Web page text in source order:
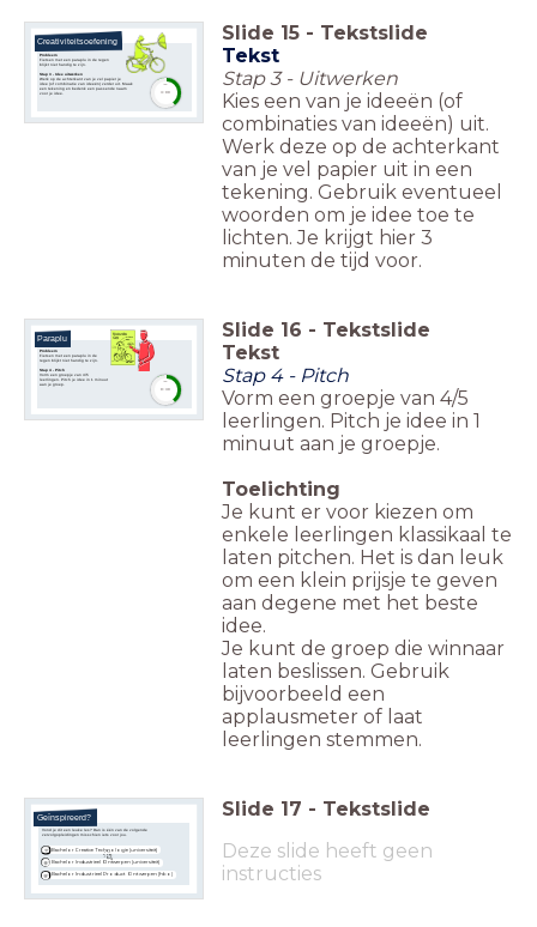
Probleem
Fietsen met een paraplu in de regen
blijkt niet handig te zijn.
Stap 3 - Idee uitwerken
Werk op de achterkant van je vel papier je
idee(of combinatie van ideeën) verder uit. Maak
eentekening en bedenk een passende naam
voor jeidee.
Creativiteitsoefening Slide 15 - Tekstslide
Tekst
Stap 3 - Uitwerken
Kies een van je ideeën (of
combinaties van ideeën) uit.
Werk deze op de achterkant
van je vel papier uit in een
tekening. Gebruik eventueel
woorden om je idee toe te
lichten. Je krijgt hier 3
minuten de tijd voor.
Probleem
Fietsen met een paraplu in de
regen blijkt niet handig te zijn.
Stap 4 - Pitch
Vorm een groepje van 4/5
leerlingen. Pitch je idee in 1 minuut
aan je groep.
Paraplu Slide 16 - Tekstslide
Tekst
Stap 4 - Pitch
Vorm een groepje van 4/5
leerlingen. Pitch je idee in 1
minuut aan je groepje.
Toelichting
Je kunt er voor kiezen om
enkele leerlingen klassikaal te
laten pitchen. Het is dan leuk
om een klein prijsje te geven
aan degene met het beste
idee.
Je kunt de groep die winnaar
laten beslissen. Gebruik
bijvoorbeeld een
applausmeter of laat
leerlingen stemmen.
Geïnspireerd?
Vond je dit een leuke les? Dan is één van de volgende
vervolgopleidingen misschien iets voor jou.
Bachelor Creative Technologie (universiteit)
Bachelor Industrieel Ontwerpen (universiteit)
Bachelor Industrieel Product Ontwerpen (hbo)
Slide 17 - Tekstslide
Deze slide heeft geen
instructies